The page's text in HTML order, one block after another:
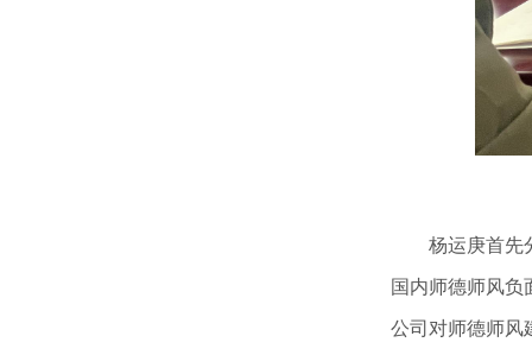
杨运庚首先
国内师德师风负
公司对师德师风